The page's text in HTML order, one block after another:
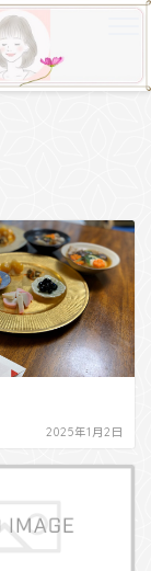
2025年1月2日